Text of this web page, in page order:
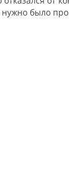
нужно было